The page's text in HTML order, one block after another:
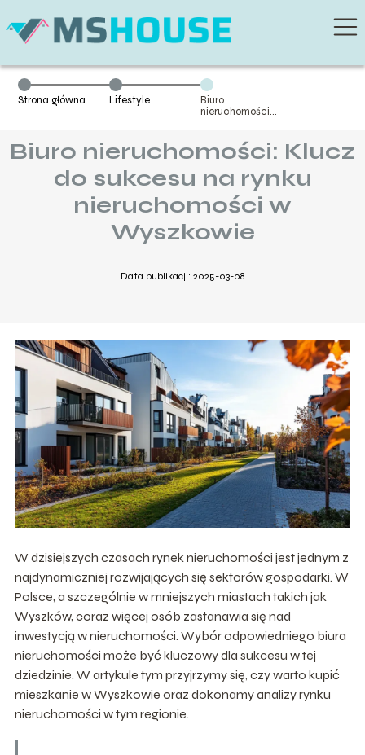
Strona główna Lifestyle
Biuro
nieruchomości:
rynku
nieruchomości
Biuro nieruchomości: Klucz
do sukcesu na rynku
nieruchomości w
Wyszkowie
Data publikacji: 2025-03-08
W dzisiejszych czasach rynek nieruchomości jest jednym z
najdynamiczniej rozwijających się sektorów gospodarki. W
Polsce, a szczególnie w mniejszych miastach takich jak
Wyszków, coraz więcej osób zastanawia się nad
inwestycją w nieruchomości. Wybór odpowiedniego biura
nieruchomości może być kluczowy dla sukcesu w tej
dziedzinie. W artykule tym przyjrzymy się, czy warto kupić
mieszkanie w Wyszkowie oraz dokonamy analizy rynku
nieruchomości w tym regionie.